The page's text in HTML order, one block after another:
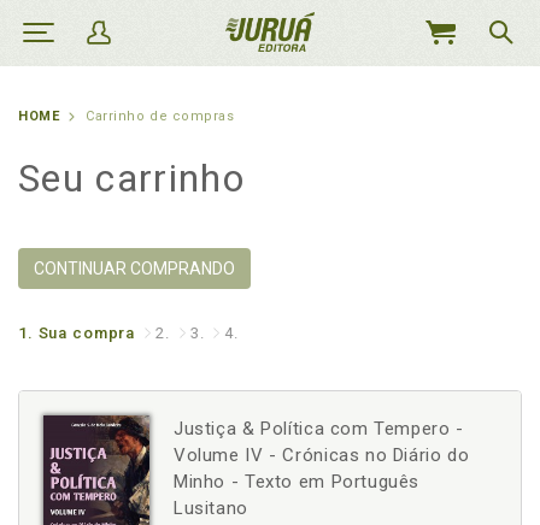
MEU
HOME Carrinho de compras
Seu carrinho
CONTINUAR COMPRANDO
1. Sua compra 2. 3. 4.
Justiça & Política com Tempero -
Volume IV - Crónicas no Diário do
Minho - Texto em Português
Lusitano